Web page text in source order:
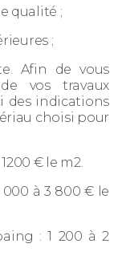
qualité ;
;
Afin de vous
vos travaux
des indications
choisi pour
€ le m2.
000 à 3 800 € le
: 1 200 à 2